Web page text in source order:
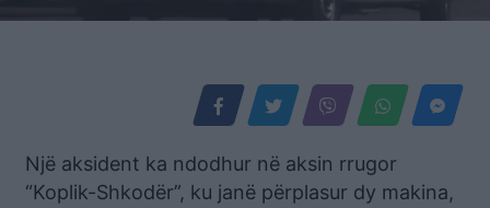
Një aksident ka ndodhur në aksin rrugor
“Koplik-Shkodër”, ku janë përplasur dy makina,